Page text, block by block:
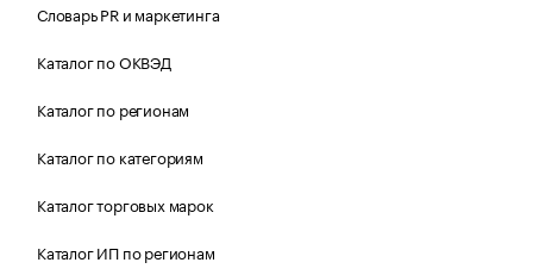
Словарь PR и маркетинга
Каталог по ОКВЭД
Каталог по регионам
Каталог по категориям
Каталог торговых марок
Каталог ИП по регионам